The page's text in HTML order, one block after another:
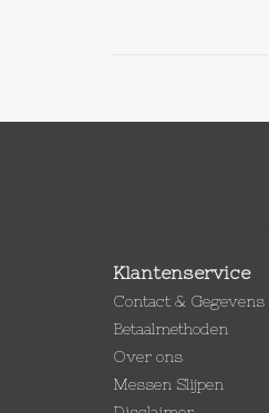
Klantenservice
Contact & Gegevens
Betaalmethoden
Over ons
Messen Slijpen